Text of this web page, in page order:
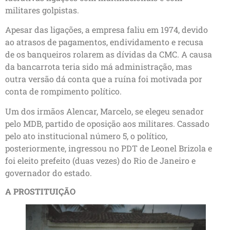
militares golpistas.
Apesar das ligações, a empresa faliu em 1974, devido
ao atrasos de pagamentos, endividamento e recusa
de os banqueiros rolarem as dívidas da CMC. A causa
da bancarrota teria sido má administração, mas
outra versão dá conta que a ruína foi motivada por
conta de rompimento político.
Um dos irmãos Alencar, Marcelo, se elegeu senador
pelo MDB, partido de oposição aos militares. Cassado
pelo ato institucional número 5, o político,
posteriormente, ingressou no PDT de Leonel Brizola e
foi eleito prefeito (duas vezes) do Rio de Janeiro e
governador do estado.
A PROSTITUIÇÃO